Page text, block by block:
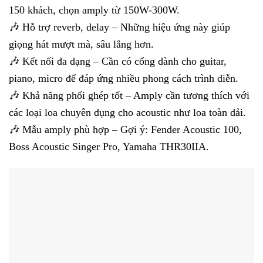
150 khách, chọn amply từ 150W-300W.
🎶 Hỗ trợ reverb, delay – Những hiệu ứng này giúp
giọng hát mượt mà, sâu lắng hơn.
🎶 Kết nối đa dạng – Cần có cổng dành cho guitar,
piano, micro để đáp ứng nhiều phong cách trình diễn.
🎶 Khả năng phối ghép tốt – Amply cần tương thích với
các loại loa chuyên dụng cho acoustic như loa toàn dải.
🎶 Mẫu amply phù hợp – Gợi ý: Fender Acoustic 100,
Boss Acoustic Singer Pro, Yamaha THR30IIA.